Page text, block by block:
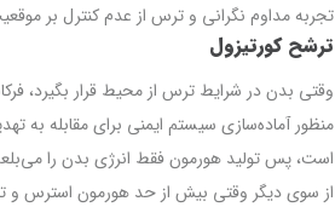
تجربه مداوم نگرانی و ترس از عدم کنترل بر
ترشح کورتیزول
وقتی بدن در شرایط ترس از محیط قرار بگیرد،
منظور آماده‌سازی سیستم ایمنی برای مقابله به
است، پس تولید هورمون فقط انرژی بدن را
از سوی دیگر وقتی بیش از حد هورمون استرس